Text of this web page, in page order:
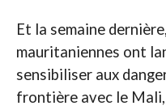
Et la semaine
mauritaniennes ont
sensibiliser aux
frontière avec le